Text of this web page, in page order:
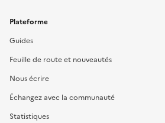
Plateforme
Guides
Feuille de route et nouveautés
Nous écrire
Échangez avec la communauté
Statistiques